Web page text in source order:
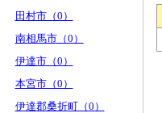
田村市（0）
南相馬市（0）
伊達市（0）
本宮市（0）
伊達郡桑折町（0）